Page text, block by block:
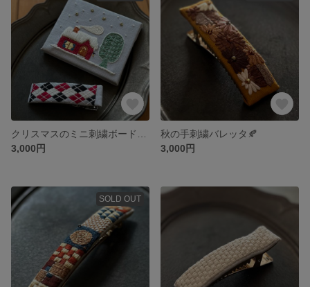
3,000円
秋の手刺繍バレッタ🍂
3,000円
SOLD OUT